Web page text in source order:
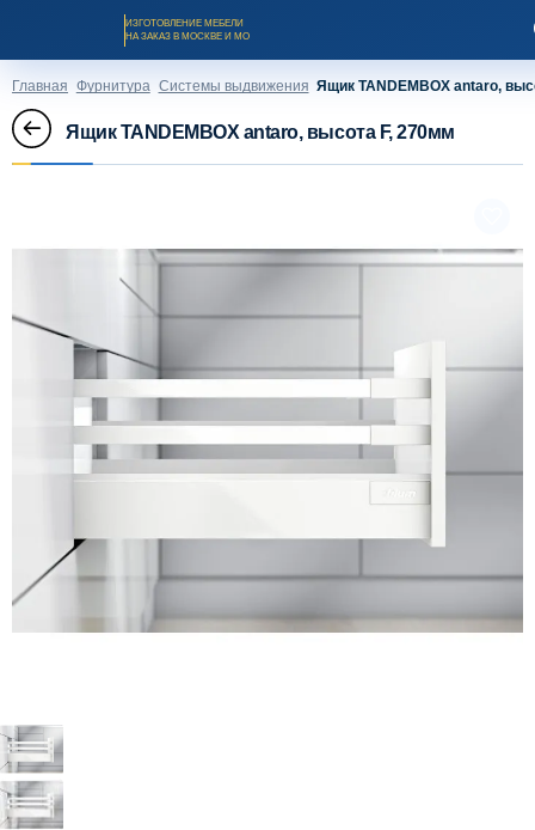
ИЗГОТОВЛЕНИЕ МЕБЕЛИ
НА ЗАКАЗ В МОСКВЕ И МО
Каталог мебели на заказ
О компании
Оплата и доставка
Схема работы
Видеоотзывы
Главная Фурнитура Системы выдвижения Ящик TANDEMBOX antaro,
Ящик TANDEMBOX antaro, высота F, 270мм